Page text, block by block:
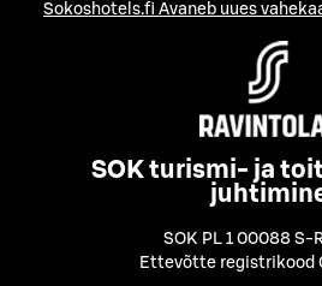
Sokoshotels.fi Avaneb uues
SOK turismi- ja
SOK PL 1 00088 S-
Ettevõtte registrikood